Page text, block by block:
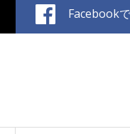
Facebook